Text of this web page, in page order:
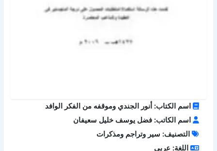
اسم الكتاب: أنور الجندي وموقفه من الفكر الوافد
اسم الكاتب: فضل يوسف خليل سعيفان
التصنيف: سير وتراجم ومذكرات
اللغة: عربي